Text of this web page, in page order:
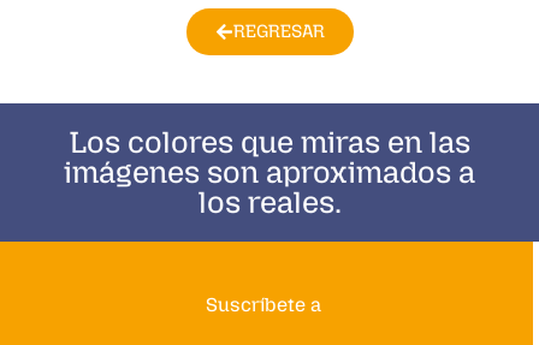
REGRESAR
Los colores que miras en las
imágenes son aproximados a
los reales.
Suscríbete a